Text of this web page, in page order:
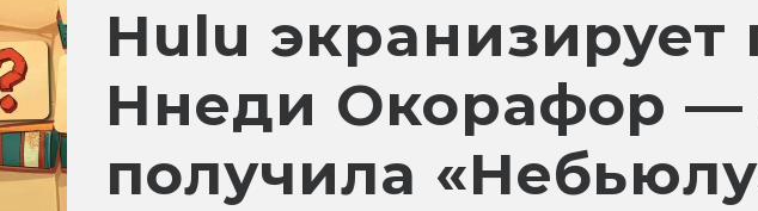
Hulu экранизирует
Ннеди Окорафор —
получила